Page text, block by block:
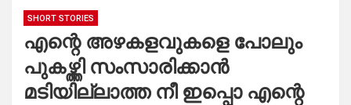
SHORT STORIES
എന്റെ അഴകളവുകളെ പോലും
പുകഴ്ത്തി സംസാരിക്കാൻ
മടിയില്ലാത്ത നീ ഇപ്പൊ എന്റെ